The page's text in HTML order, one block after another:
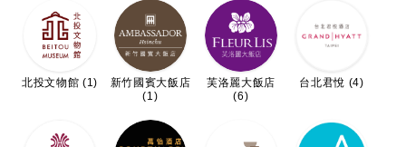
北投文物館 (1)
新竹國賓大飯店
(1)
芙洛麗大飯店
(6)
台北君悅 (4)